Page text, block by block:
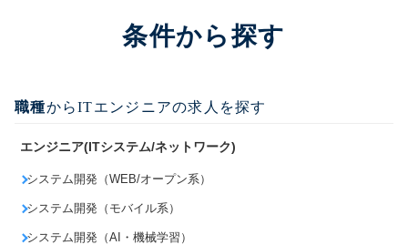
条件から探す
職種からITエンジニアの求人を探す
エンジニア(ITシステム/ネットワーク)
システム開発（WEB/オープン系）
システム開発（モバイル系）
システム開発（AI・機械学習）